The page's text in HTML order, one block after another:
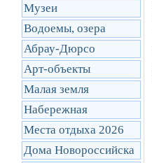
Музеи
Водоемы, озера
Абрау-Дюрсо
Арт-объекты
Малая земля
Набережная
Места отдыха 2026
Дома Новороссийска